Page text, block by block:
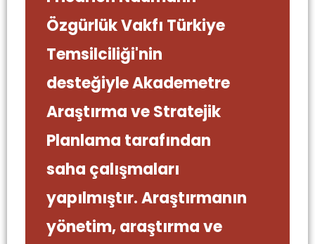
Özgürlük Vakfı Türkiye
Temsilciliği'nin
desteğiyle Akademetre
Araştırma ve Stratejik
Planlama tarafından
saha çalışmaları
yapılmıştır. Araştırmanın
yönetim, araştırma ve